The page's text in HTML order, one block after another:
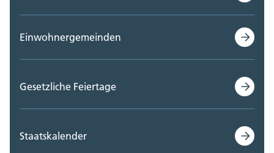
Einwohnergemeinden
Gesetzliche Feiertage
Staatskalender